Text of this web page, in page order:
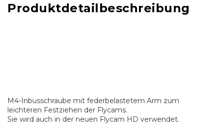
Produktdetailbeschreibung
M4-Inbusschraube mit federbelastetem Arm zum
leichteren Festziehen der Flycams.
Sie wird auch in der neuen Flycam HD verwendet.